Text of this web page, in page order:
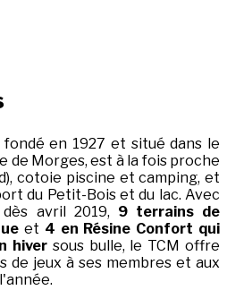
fondé en 1927 et situé dans le
de Morges, est à la fois proche
cotoie piscine et camping, et
du Petit-Bois et du lac. Avec
dès avril 2019, 9 terrains de
et 4 en Résine Confort qui
hiver sous bulle, le TCM offre
de jeux à ses membres et aux